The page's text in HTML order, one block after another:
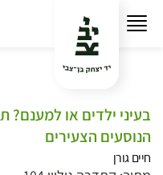
בעיני ילדים או
הנוסעים הצעירים
חיים גורן